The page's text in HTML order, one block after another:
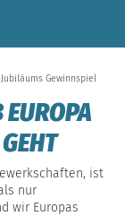
Jubiläums Gewinnspiel
EUROPA
ist
nur
wir Europas